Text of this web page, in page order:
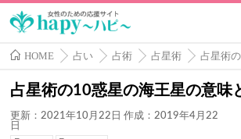
HOME 占い 占術 占星術 占星術
占星術の10惑星の海王星の意味
更新：2021年10月22日 作成：2019年4月22
日